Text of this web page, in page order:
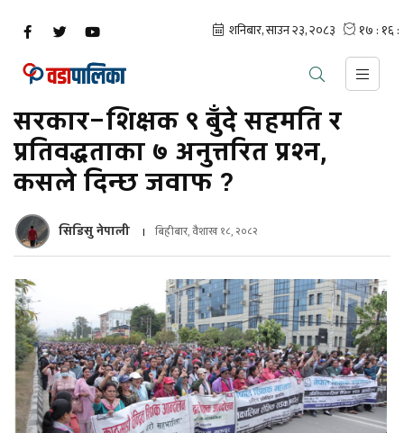
सरकार–शिक्षक ९ बुँदे सहमति र
प्रतिवद्धताका ७ अनुत्तरित प्रश्न,
कसले दिन्छ जवाफ ?
सिडिसु नेपाली बिहीबार, वैशाख १८, २०८२